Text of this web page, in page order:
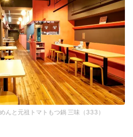
んと元祖トマトもつ鍋 三味（333）